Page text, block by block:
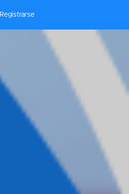
Registrarse